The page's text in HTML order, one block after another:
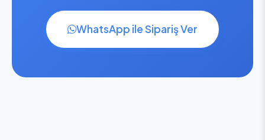
WhatsApp ile Sipariş Ver